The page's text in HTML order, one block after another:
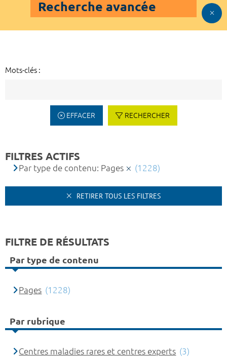
Recherche avancée
Mots-clés :
EFFACER RECHERCHER
FILTRES ACTIFS
Par type de contenu: Pages (1228)
RETIRER TOUS LES FILTRES
FILTRE DE RÉSULTATS
Par type de contenu
Pages (1228)
Par rubrique
Centres maladies rares et centres experts (3)